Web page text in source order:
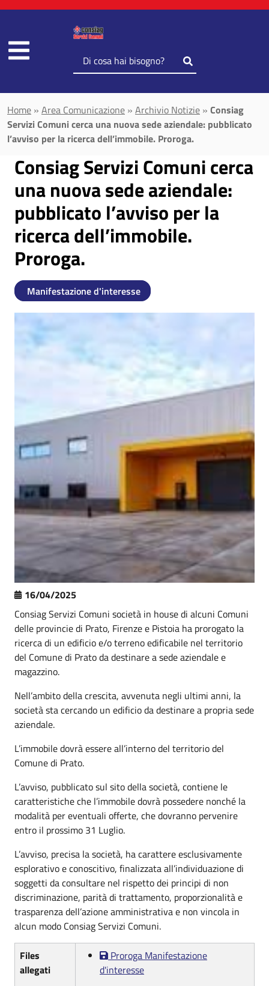
al contenuto principale
Inserisci
il
cercare
Home » Area Comunicazione » Archivio Notizie » Consiag
Servizi Comuni cerca una nuova sede aziendale: pubblicato
l’avviso per la ricerca dell’immobile. Proroga.
Consiag Servizi Comuni cerca
una nuova sede aziendale:
pubblicato l’avviso per la
ricerca dell’immobile.
Proroga.
Manifestazione d'interesse
16/04/2025
Consiag Servizi Comuni società in house di alcuni Comuni
delle provincie di Prato, Firenze e Pistoia ha prorogato la
ricerca di un edificio e/o terreno edificabile nel territorio
del Comune di Prato da destinare a sede aziendale e
magazzino.
Nell’ambito della crescita, avvenuta negli ultimi anni, la
società sta cercando un edificio da destinare a propria sede
aziendale.
L’immobile dovrà essere all’interno del territorio del
Comune di Prato.
L’avviso, pubblicato sul sito della società, contiene le
caratteristiche che l’immobile dovrà possedere nonché la
modalità per eventuali offerte, che dovranno pervenire
entro il prossimo 31 Luglio.
L’avviso, precisa la società, ha carattere esclusivamente
esplorativo e conoscitivo, finalizzata all’individuazione di
soggetti da consultare nel rispetto dei principi di non
discriminazione, parità di trattamento, proporzionalità e
trasparenza dell’azione amministrativa e non vincola in
alcun modo Consiag Servizi Comuni.
Files
allegati
Proroga Manifestazione
d'interesse